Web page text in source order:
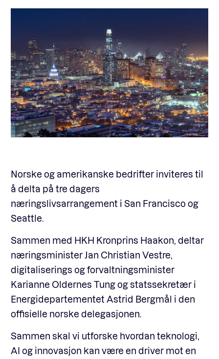
Norske og amerikanske bedrifter inviteres til
å delta på tre dagers
næringslivsarrangement i San Francisco og
Seattle.
Sammen med HKH Kronprins Haakon, deltar
næringsminister Jan Christian Vestre,
digitaliserings og forvaltningsminister
Karianne Oldernes Tung og statssekretær i
Energidepartementet Astrid Bergmål i den
offisielle norske delegasjonen.
Sammen skal vi utforske hvordan teknologi,
AI og innovasjon kan være en driver mot en